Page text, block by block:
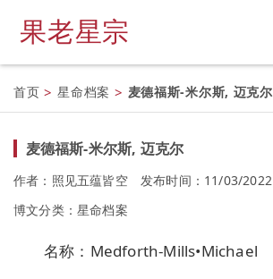
果老星宗
首页 > 星命档案 > 麦德福斯-米尔斯, 迈克尔
麦德福斯-米尔斯, 迈克尔
作者：照见五蕴皆空
发布时间：11/03/2022
博文分类： 星命档案
名称：Medforth-Mills•Michael